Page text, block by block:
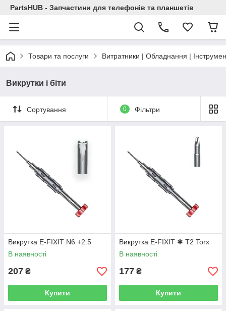
PartsHUB - Запчастини для телефонів та планшетів
Товари та послуги Витратники | Обладнання |
Викрутки і біти
Сортування 0 Фільтри
Викрутка E-FIXIT N6 +2.5
В наявності
207 ₴
Купити
Викрутка E-FIXIT ✱ T2 Torx
В наявності
177 ₴
Купити